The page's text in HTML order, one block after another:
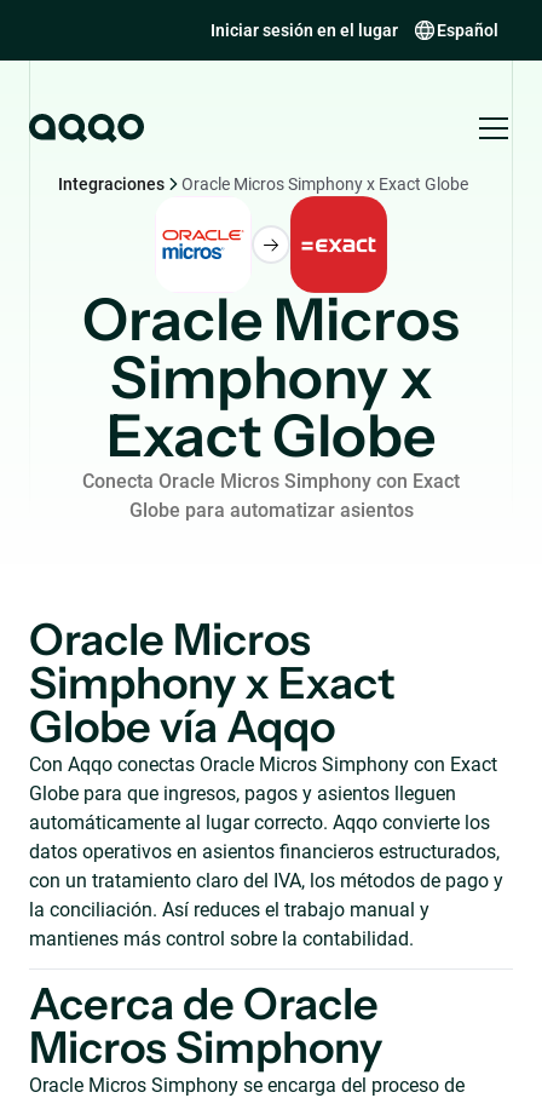
Iniciar sesión en el lugar Español
Integraciones Oracle Micros Simphony x Exact Globe
Oracle Micros
Simphony x
Exact Globe
Conecta Oracle Micros Simphony con Exact
Globe para automatizar asientos
Oracle Micros
Simphony x Exact
Globe vía Aqqo
Con Aqqo conectas Oracle Micros Simphony con Exact
Globe para que ingresos, pagos y asientos lleguen
automáticamente al lugar correcto. Aqqo convierte los
datos operativos en asientos financieros estructurados,
con un tratamiento claro del IVA, los métodos de pago y
la conciliación. Así reduces el trabajo manual y
mantienes más control sobre la contabilidad.
Acerca de Oracle
Micros Simphony
Oracle Micros Simphony se encarga del proceso de